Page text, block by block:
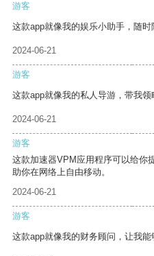
游客
这款app就像我的娱乐小助手，随时
2024-06-21
游客
这款app就像我的私人导游，带我领
2024-06-21
游客
这款加速器VPM应用程序可以给你
助你在网络上自由移动。
2024-06-21
游客
这款app就像我的财务顾问，让我能